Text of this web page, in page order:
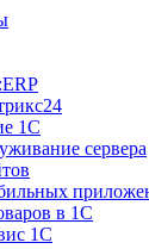
1С
сервера
в 1С
1С